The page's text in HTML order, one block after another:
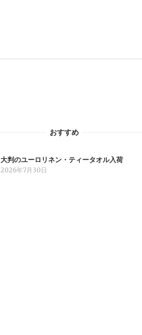
おすすめ
大判のユーロリネン・ティータオル入荷
2026年7月30日